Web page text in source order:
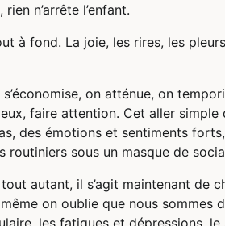
n’arrête l’enfant.
à fond. La joie, les rires, les
on atténue, on
faire attention. Cet aller
des émotions et sentiments
routiniers sous un masque de
autant, il s’agit maintenant de
on oublie que nous sommes
les fatigues et dépressions,